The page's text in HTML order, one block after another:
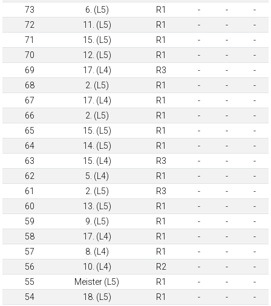
73
6. (L5) R1 - -
-
72
11. (L5) R1 - -
-
71
15. (L5) R1 - -
-
70
12. (L5) R1 - -
-
69
17. (L4) R3 - -
-
68
2. (L5) R1 - -
-
67
17. (L4) R1 - -
-
66
2. (L5) R1 - -
-
65
15. (L5) R1 - -
-
64
14. (L5) R1 - -
-
63
15. (L4) R3 - -
-
62
5. (L4) R1 - -
-
61
2. (L5) R3 - -
-
60
13. (L5) R1 - -
-
59
9. (L5) R1 - -
-
58
17. (L4) R1 - -
-
57
8. (L4) R1 - -
-
56
10. (L4) R2 - -
-
55
Meister (L5) R1 - -
-
54
18. (L5) R1 - -
-